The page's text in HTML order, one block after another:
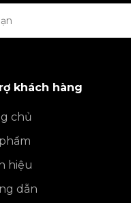
khách hàng
chủ
hiệu
dẫn